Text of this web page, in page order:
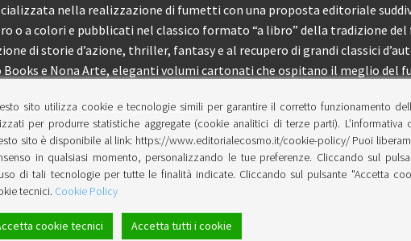
nella realizzazione di fumetti con una proposta editoriale
o a colori e pubblicati nel classico formato “a libro” della tradizione
di storie d’azione, thriller, fantasy e al recupero di grandi classici
e Nona Arte, eleganti volumi cartonati che ospitano il meglio del
ai lettori circa 150 pubblicazioni l’anno.
sito utilizza cookie e tecnologie simili per garantire il corretto funzionamento
per produrre statistiche aggregate (cookie analitici di terze parti).
sito è disponibile al link: https://www.editorialecosmo.it/cookie-policy/ Puoi
in qualsiasi momento, personalizzando le tue preferenze. Cliccando sul
di tali tecnologie per tutte le finalità indicate. Cliccando sul pulsante "Accetta
tecnici. Cookie Policy
cookie tecnici Accetta tutti i cookie